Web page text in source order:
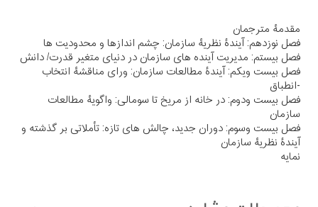
مقدمۀ مترجمان
فصل نوزدهم: آیندۀ نظریۀ سازمان: چشم اندازها و محدودیت ها
فصل بیستم: مدیریت آینده های سازمان در دنیای متغیر قدرت/ دانش
فصل بیست ویکم: آیندۀ مطالعات سازمان: ورای مناقشۀ انتخاب
-انطباق
فصل بیست ودوم: در خانه از مریخ تا سومالی: واگویۀ مطالعات
سازمان
فصل بیست وسوم: دوران جدید، چالش های تازه: تأملاتی بر گذشته و
آیندۀ نظریۀ سازمان
نمایه